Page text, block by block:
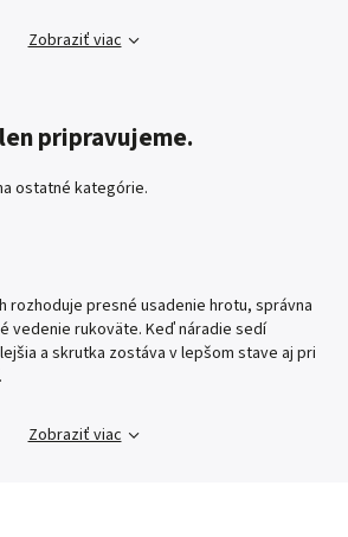
Zobraziť viac
pripravujeme.
ostatné kategórie.
rozhoduje presné usadenie hrotu, správna
vedenie rukoväte. Keď náradie sedí
a skrutka zostáva v lepšom stave aj pri
Zobraziť viac